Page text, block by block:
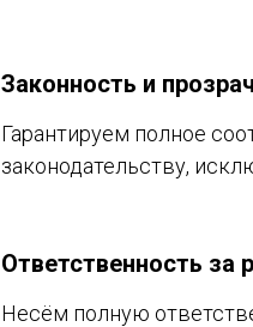
Законность и
Гарантируем полное
законодательству,
Ответственность за
Несём полную